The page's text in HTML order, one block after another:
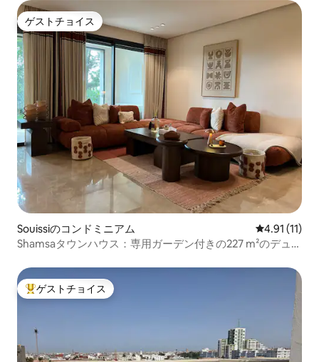
ゲストチョイス
ゲストチョイス
Souissiのコンドミニアム レビュー11
4.91 (11)
Shamsaタウンハウス：専用ガーデン付きの227 m²のデュプ
大好評のゲストチョイスです。
ゲストチョイス